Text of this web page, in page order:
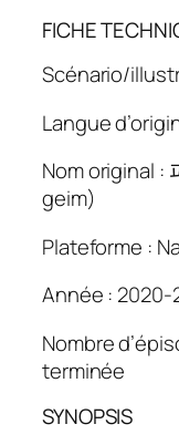
FICHE
Scénario/
Langue
Nom original :
geim)
Plateforme :
Année : 2020-
Nombre
terminée
SYNOPSIS